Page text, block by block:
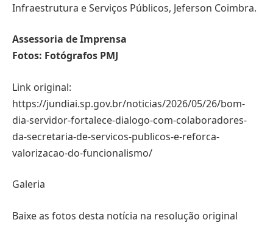
Infraestrutura e Serviços Públicos, Jeferson Coimbra.
Assessoria de Imprensa
Fotos: Fotógrafos PMJ
Link original:
https://jundiai.sp.gov.br/noticias/2026/05/26/bom-
dia-servidor-fortalece-dialogo-com-colaboradores-
da-secretaria-de-servicos-publicos-e-reforca-
valorizacao-do-funcionalismo/
Galeria
Baixe as fotos desta notícia na resolução original